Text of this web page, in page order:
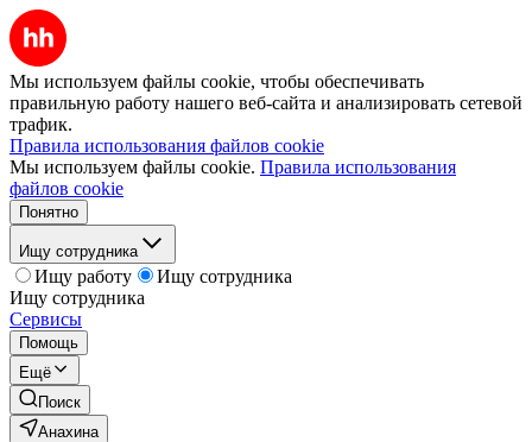
Мы используем файлы cookie, чтобы обеспечивать
правильную работу нашего веб-сайта и анализировать сетевой
трафик.
Правила использования файлов cookie
Мы используем файлы cookie. Правила использования
файлов cookie
Понятно
Ищу сотрудника
Ищу работу
Ищу сотрудника
Ищу сотрудника
Сервисы
Помощь
Ещё
Поиск
Анахина